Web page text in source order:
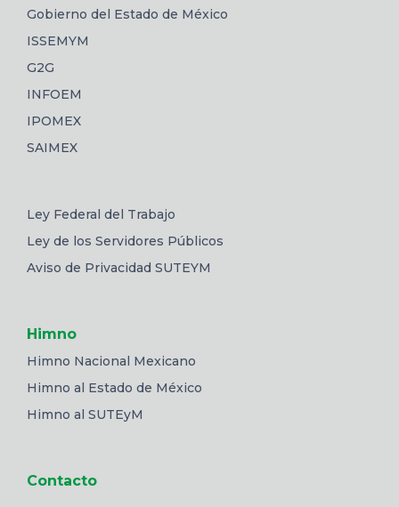
Gobierno del Estado de México
ISSEMYM
G2G
INFOEM
IPOMEX
SAIMEX
Ley Federal del Trabajo
Ley de los Servidores Públicos
Aviso de Privacidad SUTEYM
Himno
Himno Nacional Mexicano
Himno al Estado de México
Himno al SUTEyM
Contacto